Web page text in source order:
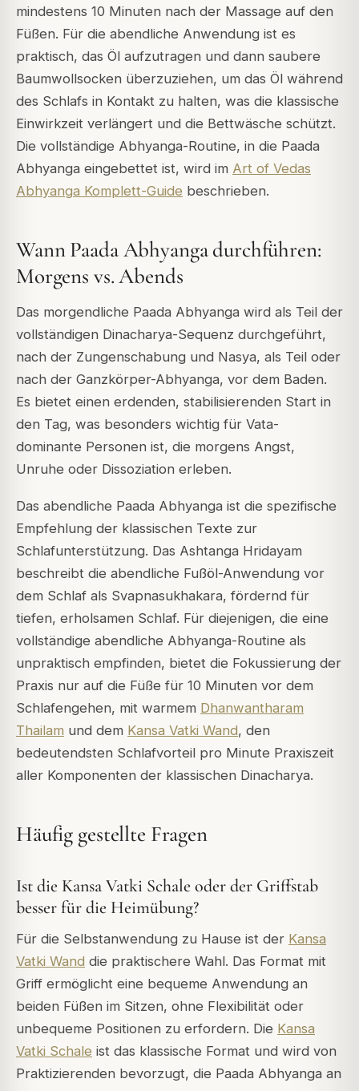
mindestens 10 Minuten nach der Massage auf den
Füßen. Für die abendliche Anwendung ist es
praktisch, das Öl aufzutragen und dann saubere
Baumwollsocken überzuziehen, um das Öl während
des Schlafs in Kontakt zu halten, was die klassische
Einwirkzeit verlängert und die Bettwäsche schützt.
Die vollständige Abhyanga-Routine, in die Paada
Abhyanga eingebettet ist, wird im Art of Vedas
Abhyanga Komplett-Guide beschrieben.
Wann Paada Abhyanga durchführen:
Morgens vs. Abends
Das morgendliche Paada Abhyanga wird als Teil der
vollständigen Dinacharya-Sequenz durchgeführt,
nach der Zungenschabung und Nasya, als Teil oder
nach der Ganzkörper-Abhyanga, vor dem Baden.
Es bietet einen erdenden, stabilisierenden Start in
den Tag, was besonders wichtig für Vata-
dominante Personen ist, die morgens Angst,
Unruhe oder Dissoziation erleben.
Das abendliche Paada Abhyanga ist die spezifische
Empfehlung der klassischen Texte zur
Schlafunterstützung. Das Ashtanga Hridayam
beschreibt die abendliche Fußöl-Anwendung vor
dem Schlaf als Svapnasukhakara, fördernd für
tiefen, erholsamen Schlaf. Für diejenigen, die eine
vollständige abendliche Abhyanga-Routine als
unpraktisch empfinden, bietet die Fokussierung der
Praxis nur auf die Füße für 10 Minuten vor dem
Schlafengehen, mit warmem Dhanwantharam
Thailam und dem Kansa Vatki Wand, den
bedeutendsten Schlafvorteil pro Minute Praxiszeit
aller Komponenten der klassischen Dinacharya.
Häufig gestellte Fragen
Ist die Kansa Vatki Schale oder der Griffstab
besser für die Heimübung?
Für die Selbstanwendung zu Hause ist der Kansa
Vatki Wand die praktischere Wahl. Das Format mit
Griff ermöglicht eine bequeme Anwendung an
beiden Füßen im Sitzen, ohne Flexibilität oder
unbequeme Positionen zu erfordern. Die Kansa
Vatki Schale ist das klassische Format und wird von
Praktizierenden bevorzugt, die Paada Abhyanga an